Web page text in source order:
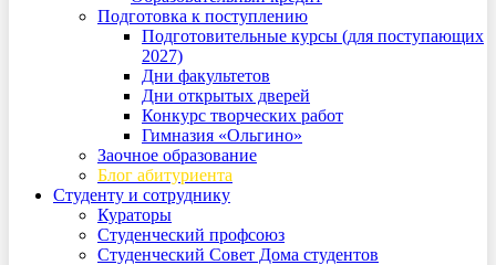
Подготовка к поступлению
Подготовительные курсы (для поступающих
2027)
Дни факультетов
Дни открытых дверей
Конкурс творческих работ
Гимназия «Ольгино»
Заочное образование
Блог абитуриента
Студенту и сотруднику
Кураторы
Студенческий профсоюз
Студенческий Совет Дома студентов